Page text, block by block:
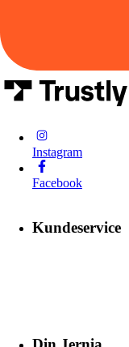
Instagram
Facebook
Kundeservice